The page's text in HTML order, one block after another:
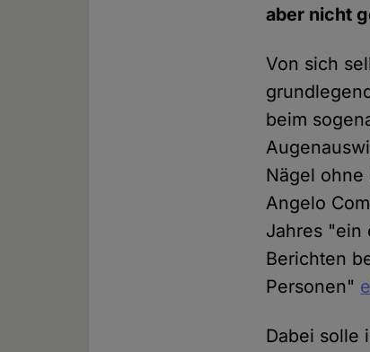
aber nicht
Von sich
beim
Nägel ohne
Angelo
Jahres "ein
Berichten
Personen"
Dabei solle